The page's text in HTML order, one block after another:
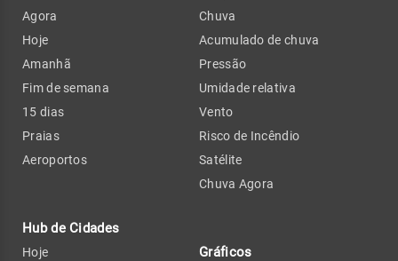
Agora
Hoje
Amanhã
Fim de semana
15 dias
Praias
Aeroportos
Hub de Cidades
Hoje
Chuva
Acumulado de chuva
Pressão
Umidade relativa
Vento
Risco de Incêndio
Satélite
Chuva Agora
Gráficos